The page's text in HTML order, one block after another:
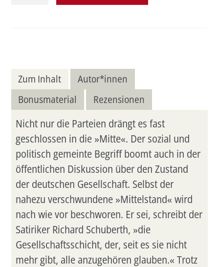
Zum Inhalt
Autor*innen
Bonusmaterial
Rezensionen
Nicht nur die Parteien drängt es fast
geschlossen in die »Mitte«. Der sozial und
politisch gemeinte Begriff boomt auch in der
öffentlichen Diskussion über den Zustand
der deutschen Gesellschaft. Selbst der
nahezu verschwundene »Mittelstand« wird
nach wie vor beschworen. Er sei, schreibt der
Satiriker Richard Schuberth, »die
Gesellschaftsschicht, der, seit es sie nicht
mehr gibt, alle anzugehören glauben.« Trotz